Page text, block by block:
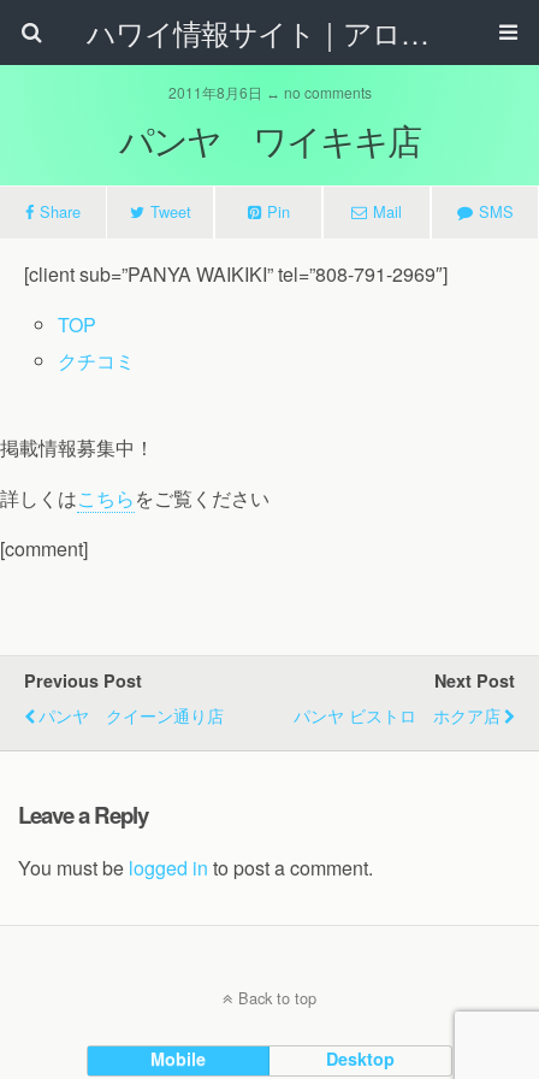
ハワイ情報サイト｜アロハタウンネット
2011年8月6日 ↔ no comments
パンヤ ワイキキ店
Share Tweet Pin Mail SMS
[client sub=”PANYA WAIKIKI” tel=”808-791-2969″]
TOP
クチコミ
掲載情報募集中！
詳しくはこちらをご覧ください
[comment]
Previous Post
パンヤ クイーン通り店
Next Post
パンヤ ビストロ ホクア店
Leave a Reply
You must be logged in to post a comment.
Back to top
Mobile Desktop